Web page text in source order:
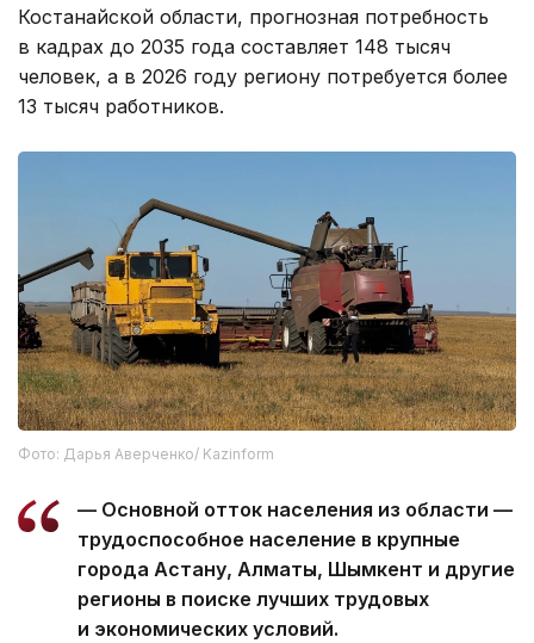
Костанайской области, прогнозная потребность
в кадрах до 2035 года составляет 148 тысяч
человек, а в 2026 году региону потребуется более
13 тысяч работников.
Фото: Дарья Аверченко/ Kazinform
— Основной отток населения из области —
трудоспособное население в крупные
города Астану, Алматы, Шымкент и другие
регионы в поиске лучших трудовых
и экономических условий.